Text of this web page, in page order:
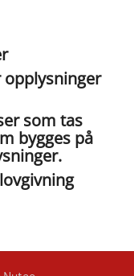
som tas
bygges på